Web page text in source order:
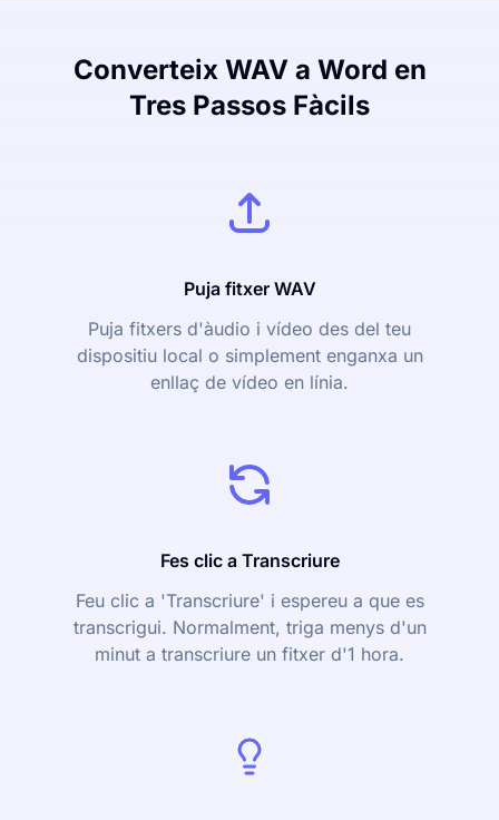
Converteix WAV a Word en
Tres Passos Fàcils
Puja fitxer WAV
Puja fitxers d'àudio i vídeo des del teu
dispositiu local o simplement enganxa un
enllaç de vídeo en línia.
Fes clic a Transcriure
Feu clic a 'Transcriure' i espereu a que es
transcrigui. Normalment, triga menys d'un
minut a transcriure un fitxer d'1 hora.